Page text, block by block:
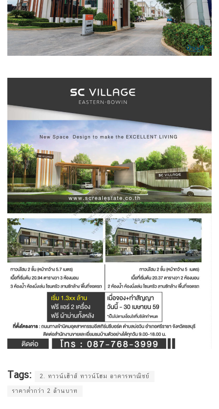
Tags: 2. ทาวน์เฮ้าส์ ทาวน์โฮม อาคารพาณิชย์
ราคาต่ำกว่า 2 ล้านบาท